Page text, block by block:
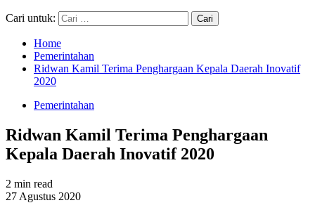
Cari untuk:
Home
Pemerintahan
Ridwan Kamil Terima Penghargaan Kepala Daerah Inovatif
2020
Pemerintahan
Ridwan Kamil Terima Penghargaan
Kepala Daerah Inovatif 2020
2 min read
27 Agustus 2020